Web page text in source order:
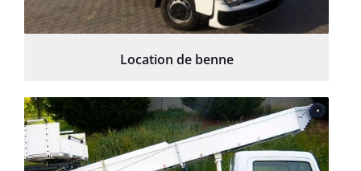
Location de benne